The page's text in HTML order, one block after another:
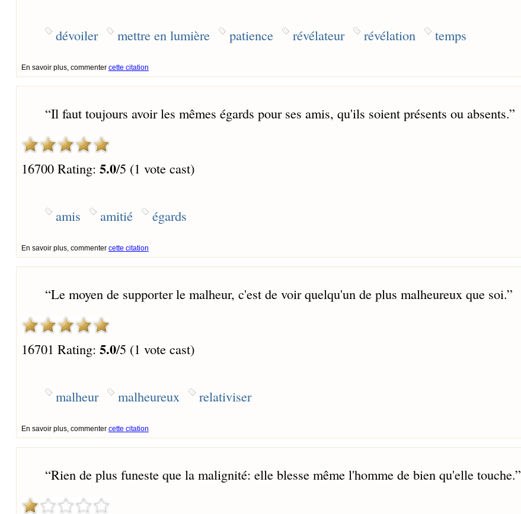
dévoiler mettre en lumière patience révélateur révélation temps
En savoir plus, commenter cette citation
“Il faut toujours avoir les mêmes égards pour ses amis, qu'ils soient présents ou absents.”
16700 Rating: 5.0/5 (1 vote cast)
amis amitié égards
En savoir plus, commenter cette citation
“Le moyen de supporter le malheur, c'est de voir quelqu'un de plus malheureux que soi.”
16701 Rating: 5.0/5 (1 vote cast)
malheur malheureux relativiser
En savoir plus, commenter cette citation
“Rien de plus funeste que la malignité: elle blesse même l'homme de bien qu'elle touche.”